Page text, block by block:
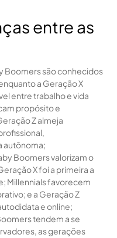
entre as
Boomers são conhecidos
a Geração X
entre trabalho e vida
propósito e
Z almeja
autônoma;
Boomers valorizam o
X foi a primeira a
Millennials favorecem
e a Geração Z
e online;
tendem a se
as gerações